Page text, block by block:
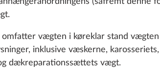
omfatter vægten i køreklar stand
inklusive væskerne,
dækreparationssættets vægt.